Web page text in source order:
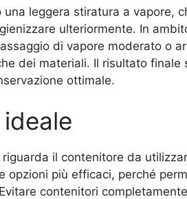
leggera stiratura a vapore,
ulteriormente. In
di vapore moderato o
dei materiali. Il risultato finale
ottimale.
il contenitore da
opzioni più efficaci, perché
contenitori